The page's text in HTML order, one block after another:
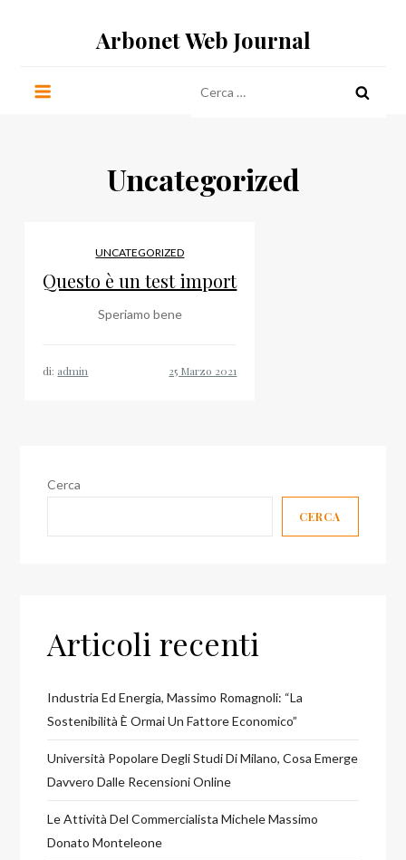
Arbonet Web Journal
per:
Uncategorized
UNCATEGORIZED
Questo è un test import
Speriamo bene
di: admin
Cerca
CERCA
Articoli recenti
Industria Ed Energia, Massimo Romagnoli: “la
Sostenibilità È Ormai Un Fattore Economico”
Università Popolare Degli Studi Di Milano, Cosa Emerge
Davvero Dalle Recensioni Online
Le Attività Del Commercialista Michele Massimo
Donato Monteleone